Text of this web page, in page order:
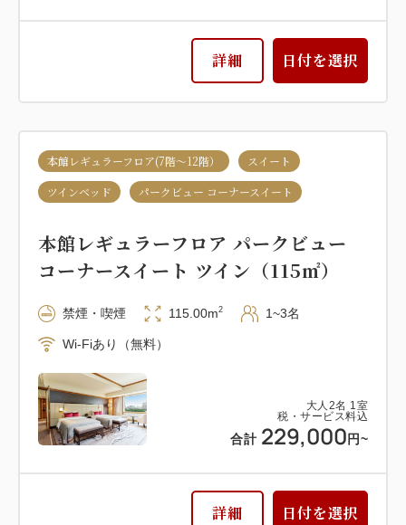
詳細 日付を選択
大人 2名 1室
税・サービス料込
合計 229,000 円~
本館レギュラーフロア(7階～12階）
スイート
ツインベッド
パークビュー コーナースイート
本館レギュラーフロア パークビュー
コーナースイート ツイン（115㎡）
禁煙・喫煙 115.00m2 1~3名
Wi-Fiあり（無料）
詳細 日付を選択